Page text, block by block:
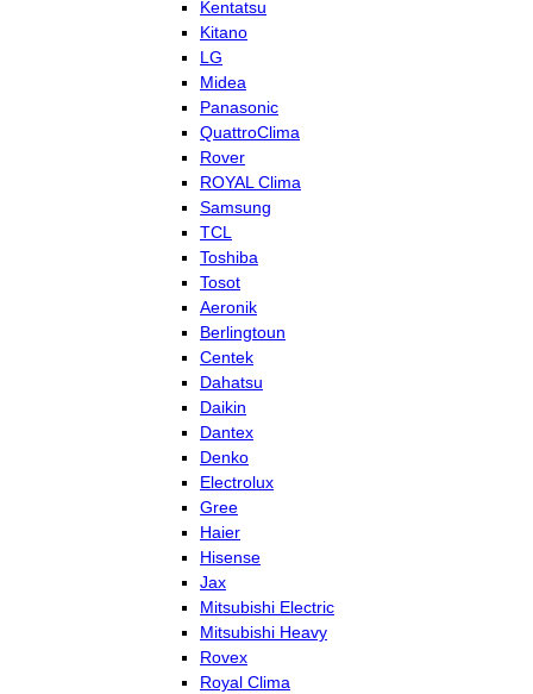
Kentatsu
Kitano
LG
Midea
Panasonic
QuattroClima
Rover
ROYAL Clima
Samsung
TCL
Toshiba
Tosot
Aeronik
Berlingtoun
Centek
Dahatsu
Daikin
Dantex
Denko
Electrolux
Gree
Haier
Hisense
Jax
Mitsubishi Electric
Mitsubishi Heavy
Rovex
Royal Clima